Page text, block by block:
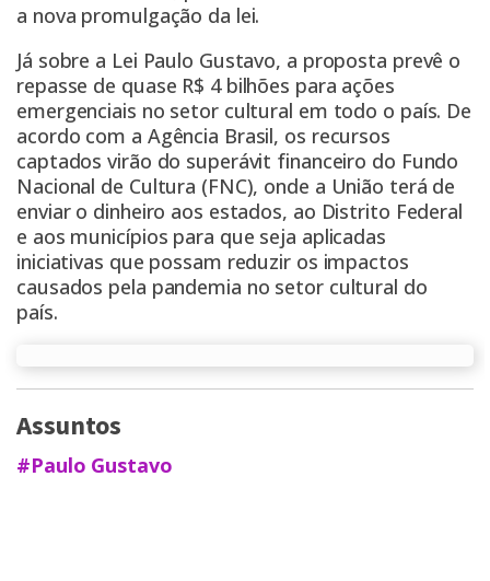
a nova promulgação da lei.
Já sobre a Lei Paulo Gustavo, a proposta prevê o
repasse de quase R$ 4 bilhões para ações
emergenciais no setor cultural em todo o país. De
acordo com a Agência Brasil, os recursos
captados virão do superávit financeiro do Fundo
Nacional de Cultura (FNC), onde a União terá de
enviar o dinheiro aos estados, ao Distrito Federal
e aos municípios para que seja aplicadas
iniciativas que possam reduzir os impactos
causados pela pandemia no setor cultural do
país.
Assuntos
#Paulo Gustavo